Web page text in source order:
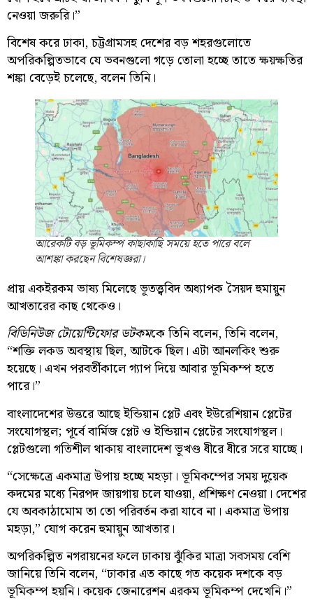
নেওয়া জরুরি।”
বিশেষ করে ঢাকা, চট্টগ্রামসহ দেশের বড় শহরগুলোতে
অপরিকল্পিতভাবে যে ভবনগুলো গড়ে তোলা হচ্ছে তাতে ক্ষয়ক্ষতির
শঙ্কা বেড়েই চলেছে, বলেন তিনি।
আরেকটি বড় ভূমিকম্প কাছাকাছি সময়ে হতে পারে বলে
আশঙ্কা করছেন বিশেষজ্ঞরা।
প্রায় একইরকম ভাষ্য মিলেছে ভূতত্ত্ববিদ অধ্যাপক সৈয়দ হুমায়ুন
আখতারের কাছ থেকেও।
বিডিনিউজ টোয়েন্টিফোর ডটকমকে তিনি বলেন, তিনি বলেন,
“শক্তি লকড অবস্থায় ছিল, আটকে ছিল। এটা আনলকিং শুরু
হয়েছে। এখন পরবর্তীকালে গ্যাপ দিয়ে আবার ভূমিকম্প হতে
পারে।”
বাংলাদেশের উত্তরে আছে ইন্ডিয়ান প্লেট এবং ইউরেশিয়ান প্লেটের
সংযোগস্থল; পূর্বে বার্মিজ প্লেট ও ইন্ডিয়ান প্লেটের সংযোগস্থল।
প্লেটগুলো গতিশীল থাকায় বাংলাদেশ ভূখণ্ড ধীরে ধীরে সরে যাচ্ছে।
“সেক্ষেত্রে একমাত্র উপায় হচ্ছে মহড়া। ভূমিকম্পের সময় দুয়েক
কদমের মধ্যে নিরপদ জায়গায় চলে যাওয়া, প্রশিক্ষণ নেওয়া। দেশের
যে অবকাঠামোম তা তো পরিবর্তন করা যাবে না। একমাত্র উপায়
মহড়া,” যোগ করেন হুমায়ুন আখতার।
অপরিকল্পিত নগরায়নের ফলে ঢাকায় ঝুঁকির মাত্রা সবসময় বেশি
জানিয়ে তিনি বলেন, “ঢাকার এত কাছে গত কয়েক দশকে বড়
ভূমিকম্প হয়নি। কয়েক জেনারেশন এরকম ভূমিকম্প দেখেনি।”